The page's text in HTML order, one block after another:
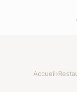
Accueil›